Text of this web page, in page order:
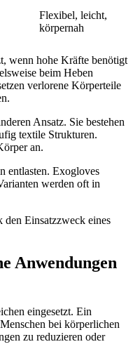
Flexibel, leicht,
körpernah
wenn hohe Kräfte benötigt
beim Heben
verlorene Körperteile
Ansatz. Sie bestehen
textile Strukturen.
an.
entlasten. Exogloves
werden oft in
Einsatzzweck eines
Anwendungen
eingesetzt. Ein
bei körperlichen
zu reduzieren oder